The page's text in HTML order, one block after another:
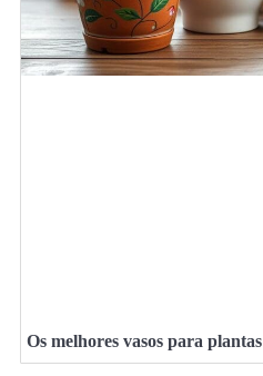
Os melhores vasos para plantas